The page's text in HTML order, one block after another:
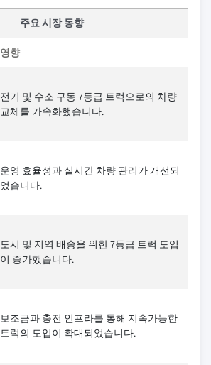
주요 시장 동향
영향
전기 및 수소 구동 7등급 트럭으로의 차량
교체를 가속화했습니다.
운영 효율성과 실시간 차량 관리가 개선되
었습니다.
도시 및 지역 배송을 위한 7등급 트럭 도입
이 증가했습니다.
보조금과 충전 인프라를 통해 지속가능한
트럭의 도입이 확대되었습니다.